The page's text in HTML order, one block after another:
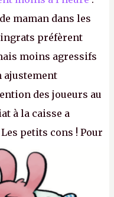
maman dans les
ingrats préfèrent
moins agressifs
ajustement
des joueurs au
à la caisse a
petits cons ! Pour
peut compter
et l'explosion des
appartient donc